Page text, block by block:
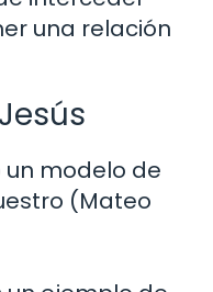
una relación
un modelo de
(Mateo